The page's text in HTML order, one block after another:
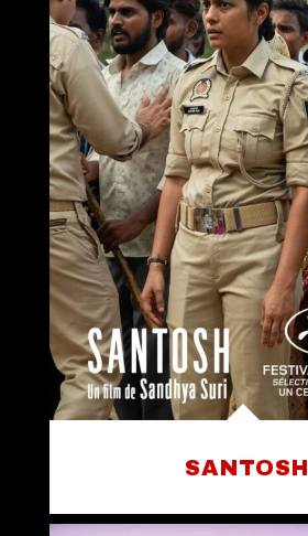
SANTOSH